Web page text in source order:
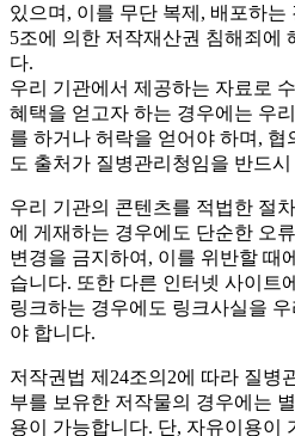
있으며, 이를 무단 복제, 배포하는
5조에 의한 저작재산권 침해죄에
다.
우리 기관에서 제공하는 자료로
혜택을 얻고자 하는 경우에는 우
를 하거나 허락을 얻어야 하며, 협
도 출처가 질병관리청임을 반드
우리 기관의 콘텐츠를 적법한 절
에 게재하는 경우에도 단순한 오
변경을 금지하여, 이를 위반할 때
습니다. 또한 다른 인터넷 사이트
링크하는 경우에도 링크사실을
야 합니다.
저작권법 제24조의2에 따라 질병
부를 보유한 저작물의 경우에는
용이 가능합니다. 단, 자유이용이